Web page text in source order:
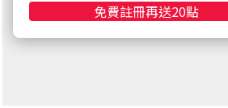
免費註冊再送20點